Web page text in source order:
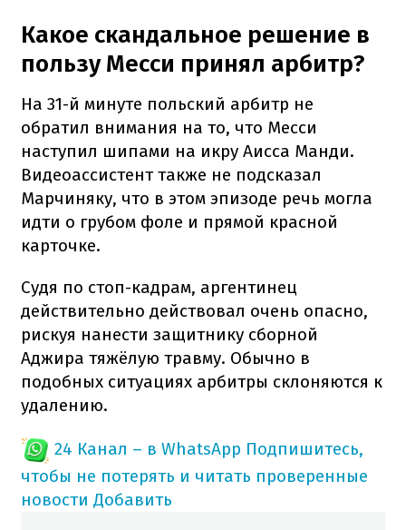
Какое скандальное решение в
пользу Месси принял арбитр?
На 31-й минуте польский арбитр не
обратил внимания на то, что Месси
наступил шипами на икру Аисса Манди.
Видеоассистент также не подсказал
Марчиняку, что в этом эпизоде речь могла
идти о грубом фоле и прямой красной
карточке.
Судя по стоп-кадрам, аргентинец
действительно действовал очень опасно,
рискуя нанести защитнику сборной
Аджира тяжёлую травму. Обычно в
подобных ситуациях арбитры склоняются к
удалению.
24 Канал – в WhatsApp Подпишитесь,
чтобы не потерять и читать проверенные
новости Добавить